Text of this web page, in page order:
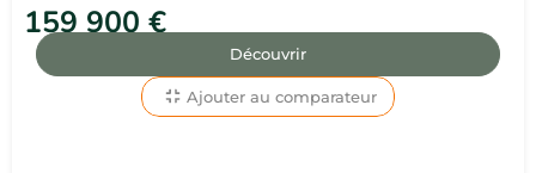
159 900 €
Découvrir
Ajouter au comparateur